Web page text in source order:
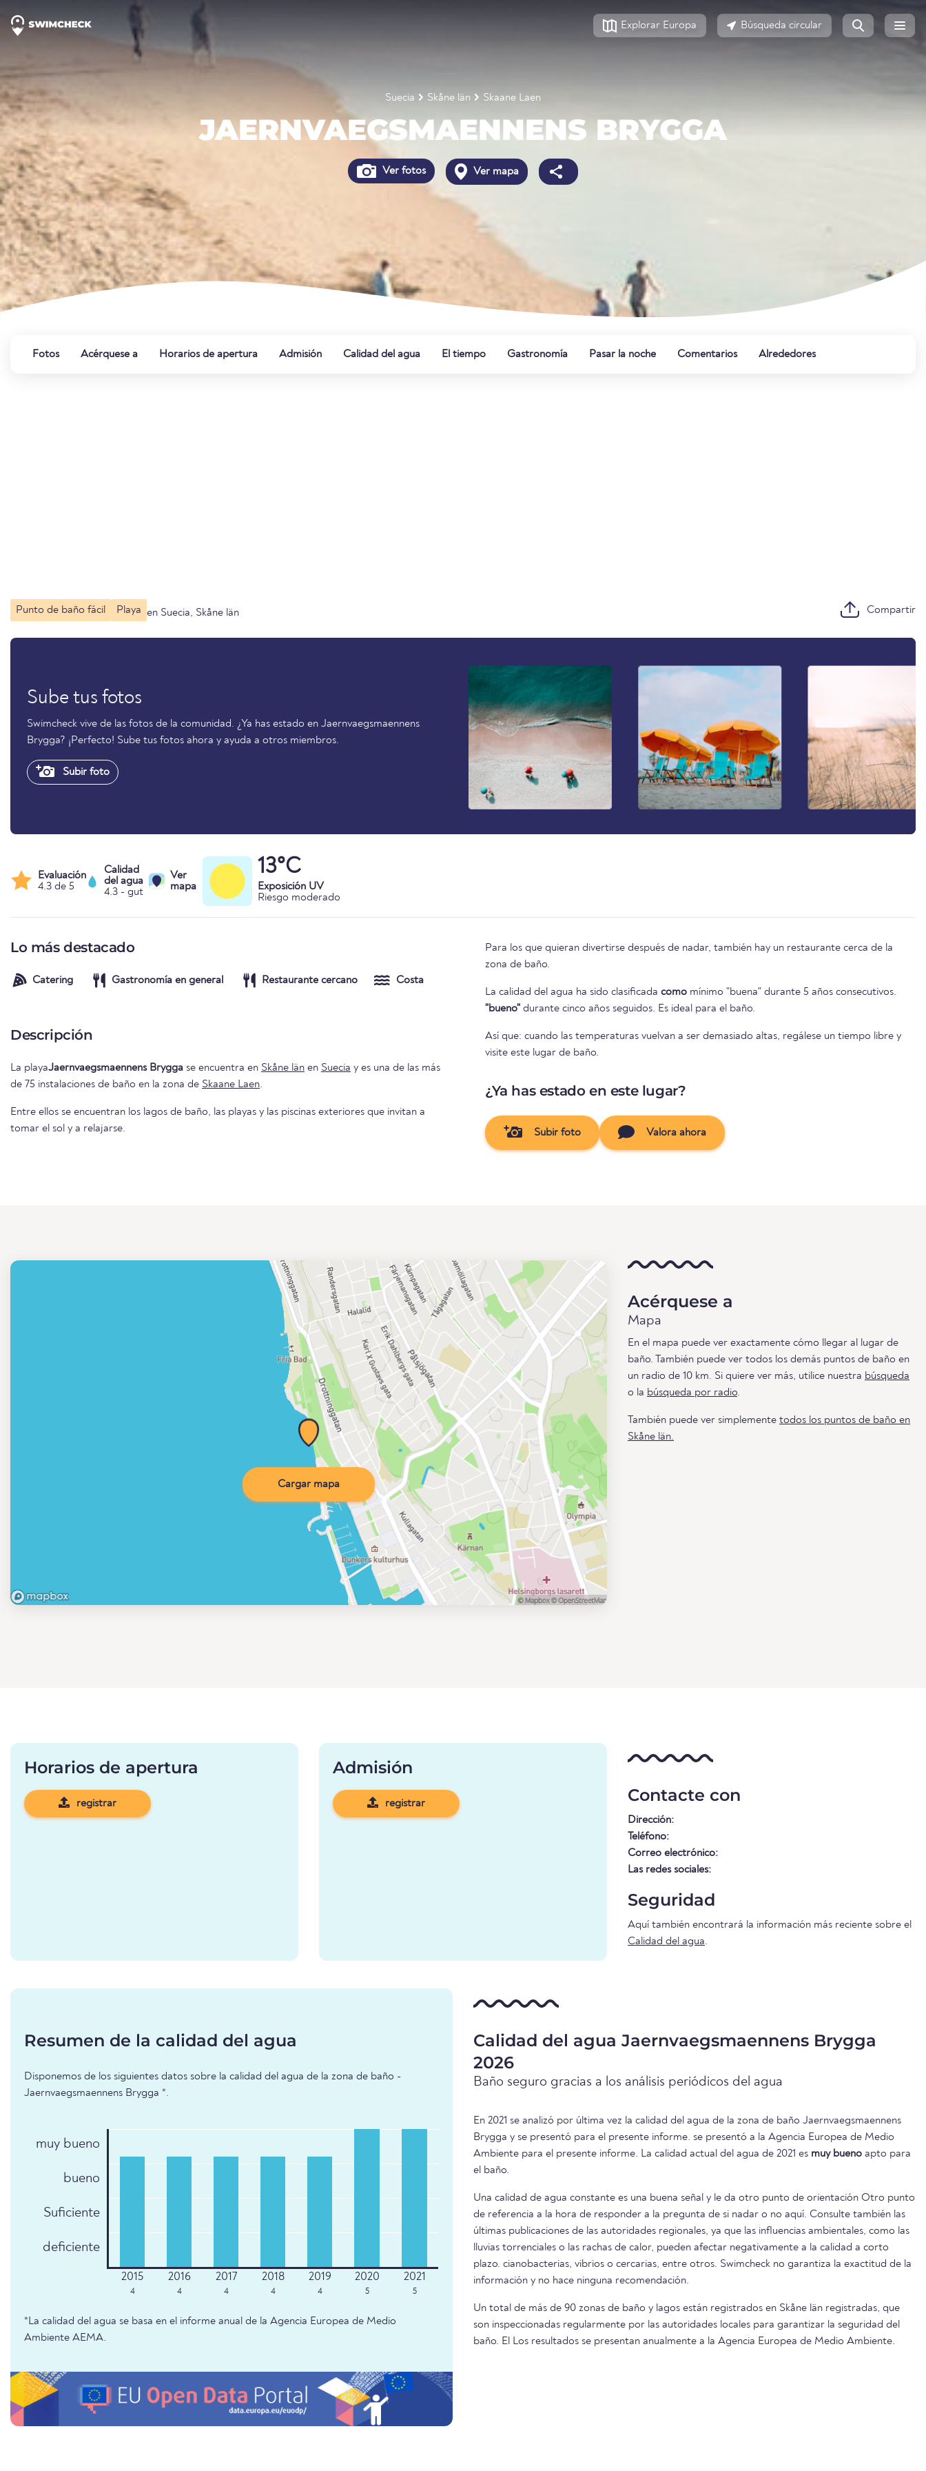
Explorar Europa Búsqueda circular
Suecia Skåne län Skaane Laen
JAERNVAEGSMAENNENS BRYGGA
Ver fotos Ver mapa
Fotos Acérquese a Horarios de apertura Admisión Calidad del agua El tiempo Gastronomía Pasar la noche Comentarios Alrededores
Punto de baño fácil Playa en Suecia, Skåne län Compartir
Sube tus fotos
Swimcheck vive de las fotos de la comunidad. ¿Ya has estado en Jaernvaegsmaennens
Brygga? ¡Perfecto! Sube tus fotos ahora y ayuda a otros miembros.
Subir foto
Evaluación
4.3 de 5
Calidad
del agua
4.3 - gut
Ver
mapa
13°C
Exposición UV
Riesgo moderado
Lo más destacado
Catering Gastronomía en general Restaurante cercano Costa
Descripción
La playaJaernvaegsmaennens Brygga se encuentra en Skåne län en Suecia y es una de las más
de 75 instalaciones de baño en la zona de Skaane Laen.
Entre ellos se encuentran los lagos de baño, las playas y las piscinas exteriores que invitan a
tomar el sol y a relajarse.
Para los que quieran divertirse después de nadar, también hay un restaurante cerca de la
zona de baño.
La calidad del agua ha sido clasificada como mínimo "buena" durante 5 años consecutivos.
"bueno" durante cinco años seguidos. Es ideal para el baño.
Así que: cuando las temperaturas vuelvan a ser demasiado altas, regálese un tiempo libre y
visite este lugar de baño.
¿Ya has estado en este lugar?
Subir foto Valora ahora
Cargar mapa
Acérquese a
Mapa
En el mapa puede ver exactamente cómo llegar al lugar de
baño. También puede ver todos los demás puntos de baño en
un radio de 10 km. Si quiere ver más, utilice nuestra búsqueda
o la búsqueda por radio.
También puede ver simplemente todos los puntos de baño en
Skåne län.
Horarios de apertura
registrar
Admisión
registrar Contacte con
Dirección:
Teléfono:
Correo electrónico:
Las redes sociales:
Seguridad
Aquí también encontrará la información más reciente sobre el
Calidad del agua.
Resumen de la calidad del agua
Disponemos de los siguientes datos sobre la calidad del agua de la zona de baño -
Jaernvaegsmaennens Brygga *.
muy bueno
bueno
Suficiente
deficiente
4 4 4 4 4 5 5
*La calidad del agua se basa en el informe anual de la Agencia Europea de Medio
Ambiente AEMA.
Calidad del agua Jaernvaegsmaennens Brygga
2026
Baño seguro gracias a los análisis periódicos del agua
En 2021 se analizó por última vez la calidad del agua de la zona de baño Jaernvaegsmaennens
Brygga y se presentó para el presente informe. se presentó a la Agencia Europea de Medio
Ambiente para el presente informe. La calidad actual del agua de 2021 es muy bueno apto para
el baño.
Una calidad de agua constante es una buena señal y le da otro punto de orientación Otro punto
de referencia a la hora de responder a la pregunta de si nadar o no aquí. Consulte también las
últimas publicaciones de las autoridades regionales, ya que las influencias ambientales, como las
lluvias torrenciales o las rachas de calor, pueden afectar negativamente a la calidad a corto
plazo. cianobacterias, vibrios o cercarias, entre otros. Swimcheck no garantiza la exactitud de la
información y no hace ninguna recomendación.
Un total de más de 90 zonas de baño y lagos están registrados en Skåne län registradas, que
son inspeccionadas regularmente por las autoridades locales para garantizar la seguridad del
baño. El Los resultados se presentan anualmente a la Agencia Europea de Medio Ambiente.